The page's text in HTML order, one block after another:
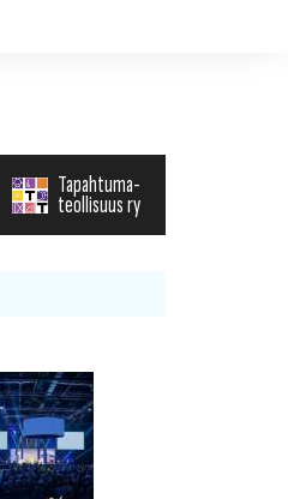
Tapahtuma-
teollisuus ry